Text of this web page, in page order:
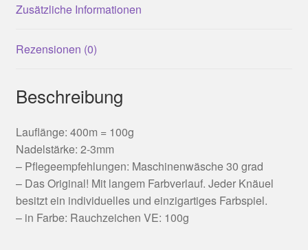
Zusätzliche Informationen
Rezensionen (0)
Beschreibung
Lauflänge: 400m = 100g
Nadelstärke: 2-3mm
– Pflegeempfehlungen: Maschinenwäsche 30 grad
– Das Original! Mit langem Farbverlauf. Jeder Knäuel
besitzt ein individuelles und einzigartiges Farbspiel.
– in Farbe: Rauchzeichen VE: 100g